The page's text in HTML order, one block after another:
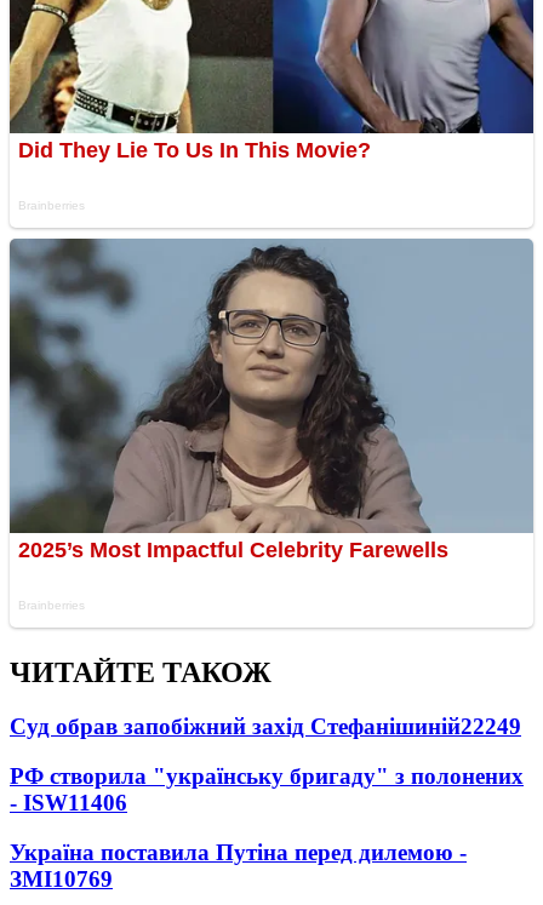
ЧИТАЙТЕ ТАКОЖ
Суд обрав запобіжний захід Стефанішиній22249
РФ створила "українську бригаду" з полонених
- ISW11406
Україна поставила Путіна перед дилемою -
ЗМІ10769